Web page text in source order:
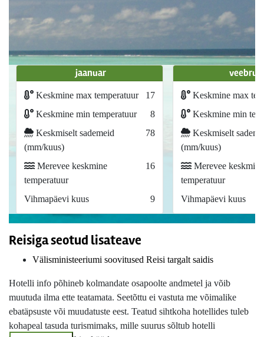
jaanuar
Keskmine max temperatuur
17
Keskmine min temperatuur
8
Keskmiselt sademeid
(mm/kuus)
78
Merevee keskmine
temperatuur
16
Vihmapäevi kuus 9
Keskmine max
Keskmine min
Keskmiselt
(mm/kuus)
Merevee keskmine
temperatuur
Vihmapäevi kuus
Reisiga seotud lisateave
Välisministeeriumi soovitused Reisi targalt saidis
Hotelli info põhineb kolmandate osapoolte andmetel ja võib
muutuda ilma ette teatamata. Seetõttu ei vastuta me võimalike
ebatäpsuste või muudatuste eest. Teatud sihtkoha hotellides tuleb
kohapeal tasuda turismimaks, mille suurus sõltub hotelli